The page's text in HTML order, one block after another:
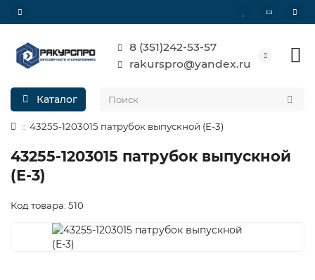
8 (351)242-53-57
rakurspro@yandex.ru
Каталог
43255-1203015 патрубок выпускной (Е-3)
43255-1203015 патрубок выпускной
(Е-3)
Код товара: 510